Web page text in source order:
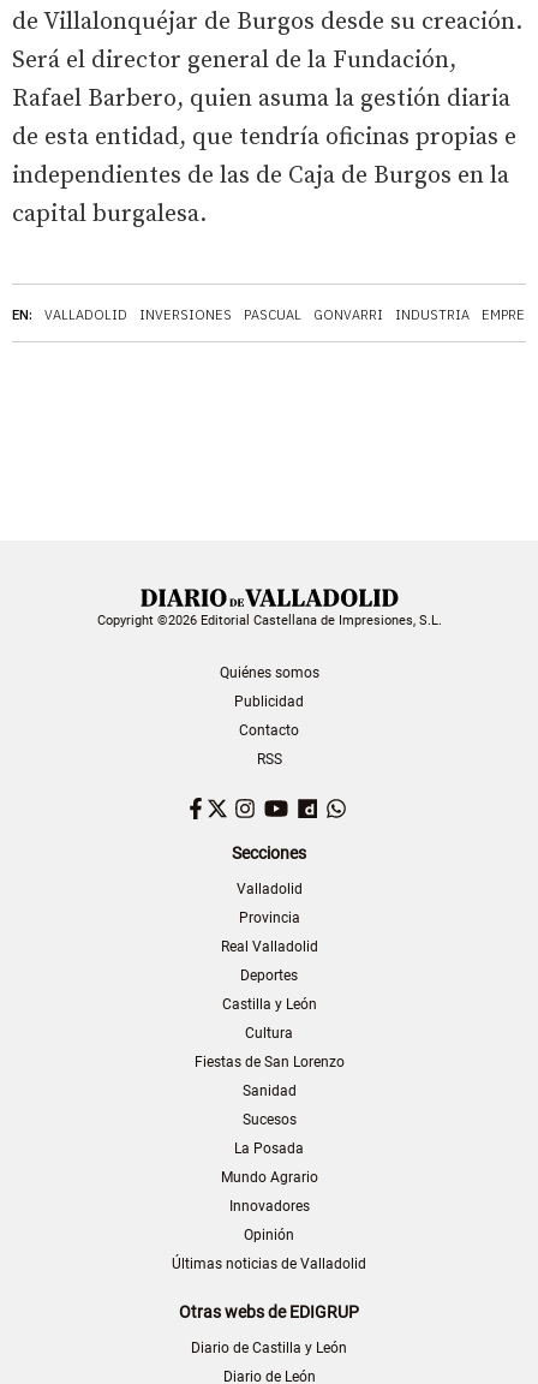
EN: VALLADOLID INVERSIONES PASCUAL GONVARRI INDUSTRIA
de Villalonquéjar de Burgos desde su creación.
Será el director general de la Fundación,
Rafael Barbero, quien asuma la gestión diaria
de esta entidad, que tendría oficinas propias e
independientes de las de Caja de Burgos en la
capital burgalesa.
Copyright ©2026 Editorial Castellana de Impresiones, S.L.
Quiénes somos
Publicidad
Contacto
RSS
Facebook
TwitterInstagram
YouTubeDailymotion
Secciones
Valladolid
Provincia
Real Valladolid
Deportes
Castilla y León
Cultura
Fiestas de San Lorenzo
Sanidad
Sucesos
La Posada
Mundo Agrario
Innovadores
Opinión
Últimas noticias de Valladolid
Otras webs de EDIGRUP
Diario de Castilla y León
Diario de León